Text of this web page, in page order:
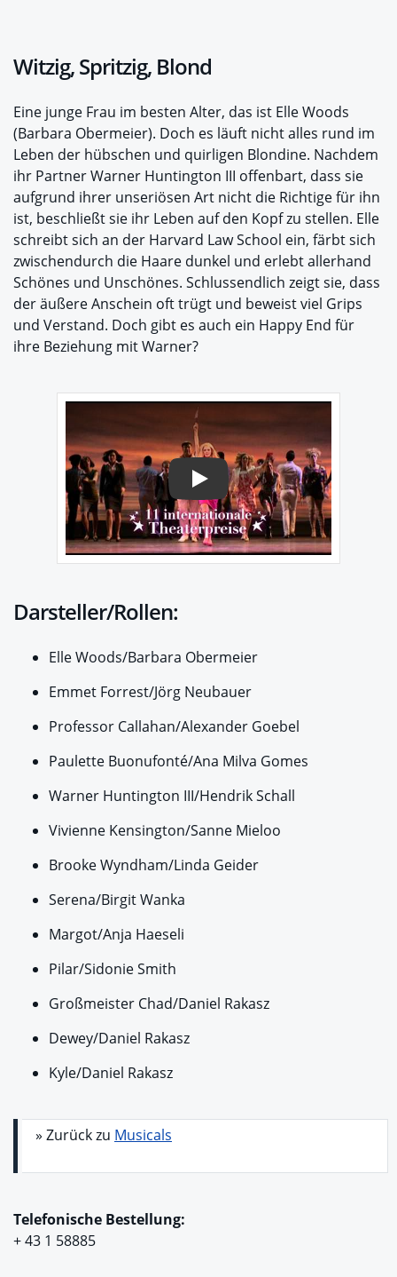
Witzig, Spritzig, Blond
Eine junge Frau im besten Alter, das ist Elle Woods
(Barbara Obermeier). Doch es läuft nicht alles rund im
Leben der hübschen und quirligen Blondine. Nachdem
ihr Partner Warner Huntington III offenbart, dass sie
aufgrund ihrer unseriösen Art nicht die Richtige für ihn
ist, beschließt sie ihr Leben auf den Kopf zu stellen. Elle
schreibt sich an der Harvard Law School ein, färbt sich
zwischendurch die Haare dunkel und erlebt allerhand
Schönes und Unschönes. Schlussendlich zeigt sie, dass
der äußere Anschein oft trügt und beweist viel Grips
und Verstand. Doch gibt es auch ein Happy End für
ihre Beziehung mit Warner?
Play
Darsteller/Rollen:
Elle Woods/Barbara Obermeier
Emmet Forrest/Jörg Neubauer
Professor Callahan/Alexander Goebel
Paulette Buonufonté/Ana Milva Gomes
Warner Huntington III/Hendrik Schall
Vivienne Kensington/Sanne Mieloo
Brooke Wyndham/Linda Geider
Serena/Birgit Wanka
Margot/Anja Haeseli
Pilar/Sidonie Smith
Großmeister Chad/Daniel Rakasz
Dewey/Daniel Rakasz
Kyle/Daniel Rakasz
» Zurück zu Musicals
Telefonische Bestellung:
+ 43 1 58885